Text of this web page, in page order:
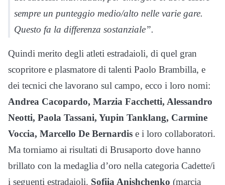
sempre un punteggio medio/alto nelle varie gare.
Questo fa la differenza sostanziale”.
Quindi merito degli atleti estradaioli, di quel gran
scopritore e plasmatore di talenti Paolo Brambilla, e
dei tecnici che lavorano sul campo, ecco i loro nomi:
Andrea Cacopardo, Marzia Facchetti, Alessandro
Neotti, Paola Tassani, Yupin Tanklang, Carmine
Voccia, Marcello De Bernardis e i loro collaboratori.
Ma torniamo ai risultati di Brusaporto dove hanno
brillato con la medaglia d’oro nella categoria Cadette/i
i seguenti estradaioli. Sofiia Anishchenko (marcia